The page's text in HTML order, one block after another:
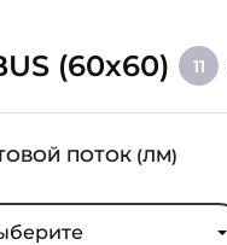
(60х60) 11
ПОТОК (ЛМ)